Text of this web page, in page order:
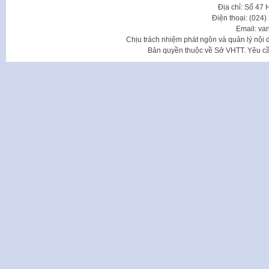
Địa chỉ: Số 47
Điện thoại: (024)
Email:
Chịu trách nhiệm phát ngôn và quản lý nội
Bản quyền thuộc về Sở VHTT. Yêu